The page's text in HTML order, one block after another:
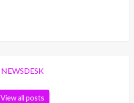
NEWSDESK
View all posts